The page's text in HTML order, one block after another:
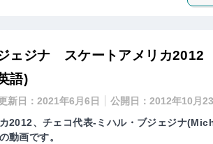
ジェジナ スケートアメリカ
語)
新日：2021年6月6日 公開日：2012年10月
2012、チェコ代表-ミハル・ブジェジナ
動画です。